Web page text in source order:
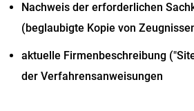
Nachweis der erforderlichen
(beglaubigte Kopie von
aktuelle Firmenbeschreibung
der Verfahrensanweisungen